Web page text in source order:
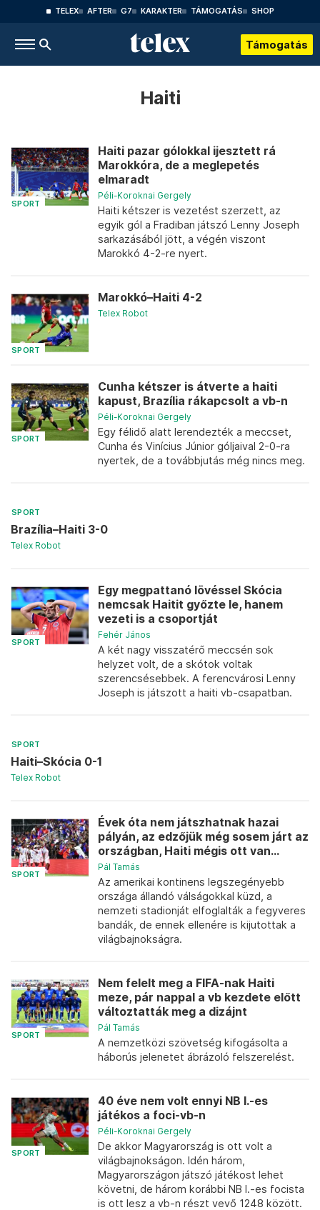
TELEX AFTER G7 KARAKTER TÁMOGATÁS SHOP
Támogatás
Haiti
SPORT
Haiti pazar gólokkal ijesztett rá
Marokkóra, de a meglepetés
elmaradt
Péli-Koroknai Gergely
Haiti kétszer is vezetést szerzett, az
egyik gól a Fradiban játszó Lenny Joseph
sarkazásából jött, a végén viszont
Marokkó 4-2-re nyert.
SPORT
Marokkó–Haiti 4-2
Telex Robot
SPORT
Cunha kétszer is átverte a haiti
kapust, Brazília rákapcsolt a vb-n
Péli-Koroknai Gergely
Egy félidő alatt lerendezték a meccset,
Cunha és Vinícius Júnior góljaival 2-0-ra
nyertek, de a továbbjutás még nincs meg.
SPORT
Brazília–Haiti 3-0
Telex Robot
SPORT
Egy megpattanó lövéssel Skócia
nemcsak Haitit győzte le, hanem
vezeti is a csoportját
Fehér János
A két nagy visszatérő meccsén sok
helyzet volt, de a skótok voltak
szerencsésebbek. A ferencvárosi Lenny
Joseph is játszott a haiti vb-csapatban.
SPORT
Haiti–Skócia 0-1
Telex Robot
SPORT
Évek óta nem játszhatnak hazai
pályán, az edzőjük még sosem járt az
országban, Haiti mégis ott van...
Pál Tamás
Az amerikai kontinens legszegényebb
országa állandó válságokkal küzd, a
nemzeti stadionját elfoglalták a fegyveres
bandák, de ennek ellenére is kijutottak a
világbajnokságra.
SPORT
Nem felelt meg a FIFA-nak Haiti
meze, pár nappal a vb kezdete előtt
változtatták meg a dizájnt
Pál Tamás
A nemzetközi szövetség kifogásolta a
háborús jelenetet ábrázoló felszerelést.
SPORT
40 éve nem volt ennyi NB I.-es
játékos a foci-vb-n
Péli-Koroknai Gergely
De akkor Magyarország is ott volt a
világbajnokságon. Idén három,
Magyarországon játszó játékost lehet
követni, de három korábbi NB I.-es focista
is ott lesz a vb-n részt vevő 1248 között.